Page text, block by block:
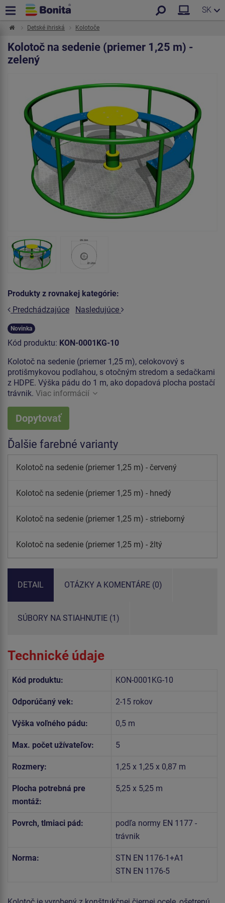
SK
Detské ihriská Kolotoče
Kolotoč na sedenie (priemer 1,25 m) -
zelený
Produkty z rovnakej kategórie:
Predchádzajúce
Nasledujúce
Novinka
Kód produktu: KON-0001KG-10
Kolotoč na sedenie (priemer 1,25 m), celokovový s
protišmykovou podlahou, s otočným stredom a sedačkami
z HDPE. Výška pádu do 1 m, ako dopadová plocha postačí
trávnik. Viac informácií
Dopytovať
Ďalšie farebné varianty
Kolotoč na sedenie (priemer 1,25 m) - červený
Kolotoč na sedenie (priemer 1,25 m) - hnedý
Kolotoč na sedenie (priemer 1,25 m) - strieborný
Kolotoč na sedenie (priemer 1,25 m) - žltý
DETAIL OTÁZKY A KOMENTÁRE (0)
SÚBORY NA STIAHNUTIE (1)
Technické údaje
Kód produktu: KON-0001KG-10
Odporúčaný vek: 2-15 rokov
Výška voľného pádu: 0,5 m
Max. počet užívateľov: 5
Rozmery: 1,25 x 1,25 x 0,87 m
Plocha potrebná pre
montáž:
5,25 x 5,25 m
Povrch, tlmiaci pád:
podľa normy EN 1177 -
trávnik
Norma:
STN EN 1176-1+A1
STN EN 1176-5